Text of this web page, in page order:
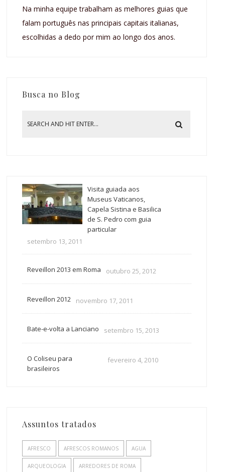
Na minha equipe trabalham as melhores guias que
falam português nas principais capitais italianas,
escolhidas a dedo por mim ao longo dos anos.
Busca no Blog
Visita guiada aos
Museus Vaticanos,
Capela Sistina e Basilica
de S. Pedro com guia
particular
setembro 13, 2011
Reveillon 2013 em Roma outubro 25, 2012
Reveillon 2012 novembro 17, 2011
Bate-e-volta a Lanciano setembro 15, 2013
O Coliseu para
brasileiros
fevereiro 4, 2010
Assuntos tratados
AFRESCO AFRESCOS ROMANOS AGUA
ARQUEOLOGIA ARREDORES DE ROMA